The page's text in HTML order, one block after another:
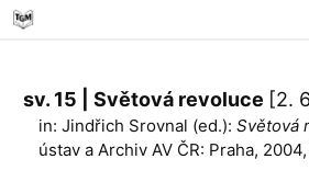
sv. 15 | Světová revoluce [2.
in: Jindřich Srovnal (ed.): Světová
ústav a Archiv AV ČR: Praha,